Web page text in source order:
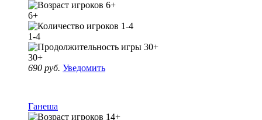
6+
1-4
30+
690 руб. Уведомить
Ганеша